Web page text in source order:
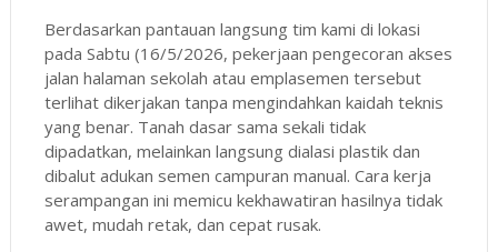
Berdasarkan pantauan langsung tim kami di lokasi
pada Sabtu (16/5/2026, pekerjaan pengecoran akses
jalan halaman sekolah atau emplasemen tersebut
terlihat dikerjakan tanpa mengindahkan kaidah teknis
yang benar. Tanah dasar sama sekali tidak
dipadatkan, melainkan langsung dialasi plastik dan
dibalut adukan semen campuran manual. Cara kerja
serampangan ini memicu kekhawatiran hasilnya tidak
awet, mudah retak, dan cepat rusak.